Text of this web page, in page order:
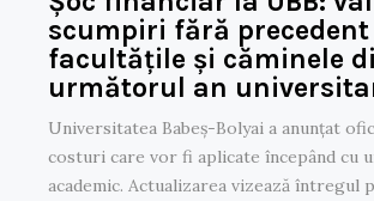
scumpiri fără
facultățile și căminele
următorul an
Universitatea Babeș-Bolyai a anunțat
costuri care vor fi aplicate începând cu
academic. Actualizarea vizează întregul